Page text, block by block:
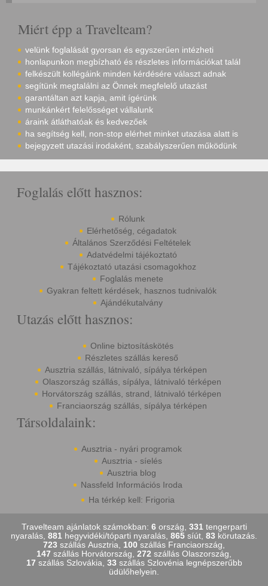
Miért épp a Travelteam?
velünk foglalását gyorsan és egyszerűen intézheti
honlapunkon megbízható és részletes információkat talál
felkészült kollégáink minden kérdésére választ adnak
segítünk megtalálni az Önnek megfelelő utazást
garantáltan azt kapja, amit ígérünk
munkánkért felelősséget vállalunk
áraink átláthatóak és kedvezőek
ha segítség kell, non-stop elérhet minket utazása alatt is
bejegyzett utazási irodaként, szabályszerűen működünk
Foglalás előtt hasznos:
Rólunk
Elérhetőség, cégadatok
Általános Szerződési Feltételek
Adatvédelmi tájékoztató
Tájékoztató utazási csomagokhoz
Foglalás menete
Gyakran feltett kérdések, hasznos tudnivalók
Ajándékutalvány
Utazás előtt hasznos:
Online biztosításkötés
Részletes szállás kereső
Ausztria szállás, látnivaló, sípálya térképen
Olaszország szállás, sípálya, látnivaló térképen
Horvátország szállás, strand, látnivaló térképen
Franciaország szállás, sípálya térképen
Társoldalaink:
Ausztria - nyári programok
Ausztria - síelés
Ausztria blog
Nassfeld Információs Iroda
Ha térkép kell: Frigoria
Travelteam ajánlatok számokban: 6ország, 331tengerparti
nyaralás, 881 hegyvidéki/tóparti nyaralás, 865 síút, 83 körutazás.
723 szállás Ausztria, 100 szállás Franciaország,
147 szállás Horvátország, 272 szállás Olaszország,
17 szállás Szlovákia, 33 szállás Szlovénia legnépszerűbb
üdülőhelyein.